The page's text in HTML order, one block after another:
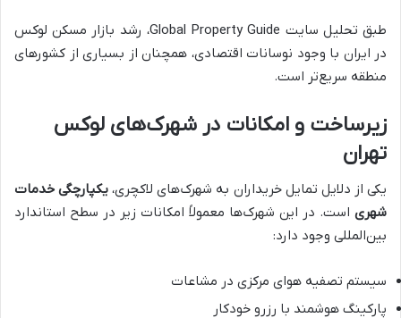
طبق تحلیل سایت Global Property Guide، رشد بازار مسکن لوکس
در ایران با وجود نوسانات اقتصادی، همچنان از بسیاری از کشورهای
منطقه سریع‌تر است.
زیرساخت و امکانات در شهرک‌های لوکس
تهران
یکی از دلایل تمایل خریداران به شهرک‌های لاکچری، یکپارچگی خدمات
شهری است. در این شهرک‌ها معمولاً امکانات زیر در سطح استاندارد
بین‌المللی وجود دارد:
سیستم تصفیه هوای مرکزی در مشاعات
پارکینگ هوشمند با رزرو خودکار